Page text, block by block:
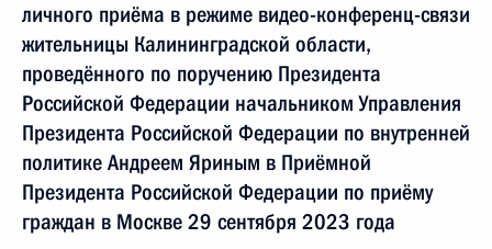
личного приёма в режиме видео-конференц-связи
жительницы Калининградской области,
проведённого по поручению Президента
Российской Федерации начальником Управления
Президента Российской Федерации по внутренней
политике Андреем Яриным в Приёмной
Президента Российской Федерации по приёму
граждан в Москве 29 сентября 2023 года